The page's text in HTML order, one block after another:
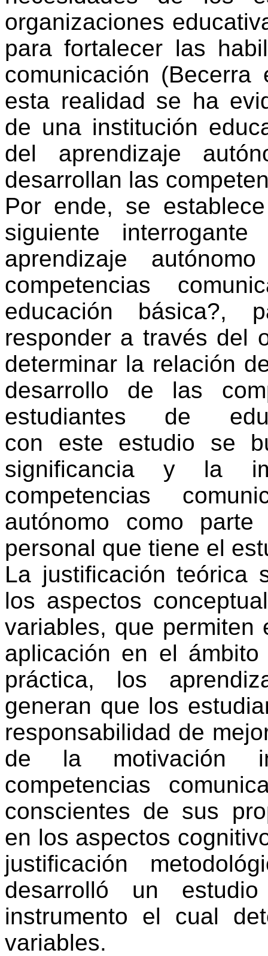
organizaciones
parafortalecer las
comunicación
esta realidad se ha
de una institución
del aprendizaje
desarrollan las
Por ende, se establece
siguiente
interrogante
aprendizaje
autónomo
competencias
educación
básica?,
responder a través del
determinar la relación
desarrollo de las
estudiantes de
con este estudio se
significancia y la
competencias
autónomo
como parte
personal que tiene el
La justificación teórica
los aspectos
variables, que permiten
aplicación en el ámbito
práctica, los
generan que los
responsabilidad de
de la motivación
competencias
conscientes de sus
en los aspectos
justificación
desarrolló un estudio
instrumento
el cual
variables.